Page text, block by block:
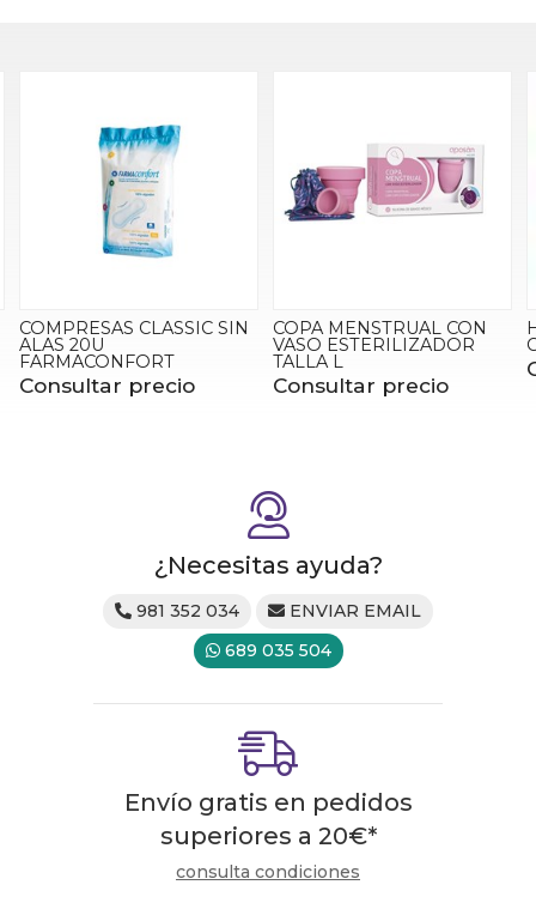
COPA MENSTRUAL CON
VASO ESTERILIZADOR
TALLA L
Consultar precio
HIDRATANTE INTERNO
CUMLAUDE LAB
Consultar precio
¿Necesitas ayuda?
981 352 034
ENVIAR EMAIL
689 035 504
Envío gratis en pedidos
superiores a 20€*
consulta condiciones